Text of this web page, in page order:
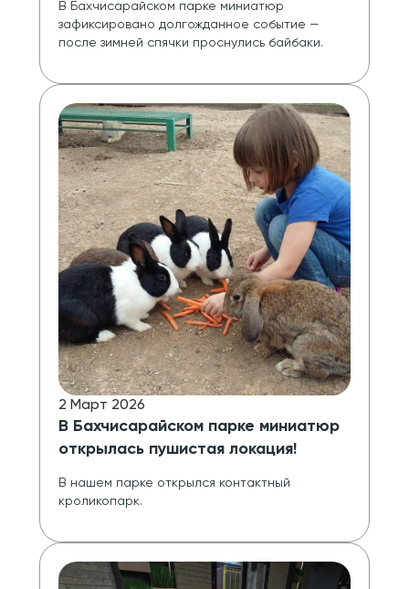
В Бахчисарайском парке миниатюр
зафиксировано долгожданное событие —
после зимней спячки проснулись байбаки.
2 Март 2026
В Бахчисарайском парке миниатюр
открылась пушистая локация!
В нашем парке открылся контактный
кроликопарк.